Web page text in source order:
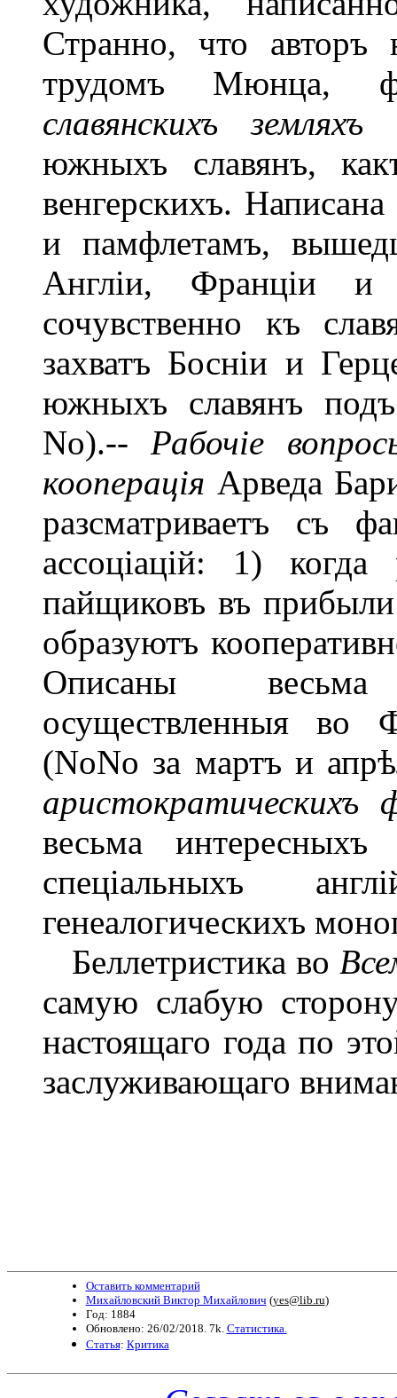
Странно, что авторъ
трудомъ Мюнца,
славянскихъ земляхъ
южныхъ славянъ,
венгерскихъ.
и памфлетамъ,
Англіи, Франціи и
сочувственно къ
захватъ Босніи и
южныхъ славянъ
No).--Рабочіе
кооперація Арведа
разсматриваетъ съ
ассоціацій: 1)
пайщиковъ въ
образуютъ
Описаны
осуществленныя во
(NoNo за мартъ и
аристократическихъ
весьма интересныхъ
спеціальныхъ
генеалогическихъ
Беллетристика во
самую слабую
настоящаго года по
заслуживающаго
Оставить комментарий
Михайловский Виктор Михайлович (yes@lib.ru)
Год: 1884
Обновлено: 26/02/2018. 7k. Статистика.
Статья: Критика